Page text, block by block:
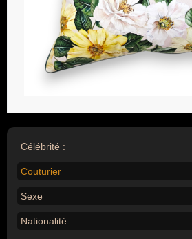
Célébrité :
Couturier
Sexe
Nationalité